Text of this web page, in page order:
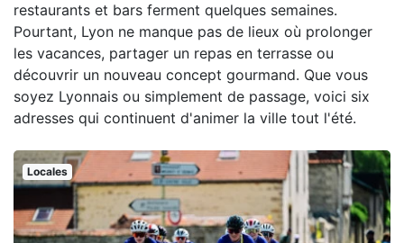
restaurants et bars ferment quelques semaines.
Pourtant, Lyon ne manque pas de lieux où prolonger
les vacances, partager un repas en terrasse ou
découvrir un nouveau concept gourmand. Que vous
soyez Lyonnais ou simplement de passage, voici six
adresses qui continuent d'animer la ville tout l'été.
Locales